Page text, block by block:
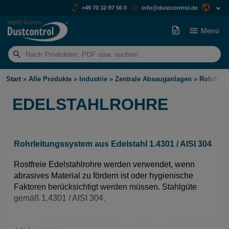
+49 70 32-97 56 0 info@dustcontrol.de
Suchen
nach:
Menü
Start » Alle Produkte » Industrie » Zentrale Absauganlagen »
EDELSTAHLROHRE
Rohrleitungssystem aus Edelstahl 1.4301 / AISI 304
Rostfreie Edelstahlrohre werden verwendet, wenn
abrasives Material zu fördern ist oder hygienische
Faktoren berücksichtigt werden müssen. Stahlgüte
gemäß 1.4301 / AISI 304.